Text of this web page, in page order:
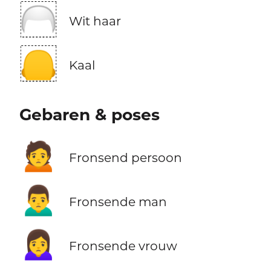
🦳 Wit haar
🦲 Kaal
Gebaren & poses
🙍 Fronsend persoon
🙍‍♂️ Fronsende man
🙍‍♀️ Fronsende vrouw